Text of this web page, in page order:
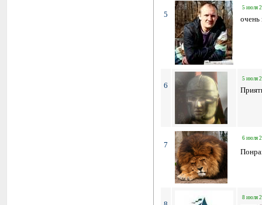
5
5 июля
очень
6
5 июля
7
6 июля
8 июля